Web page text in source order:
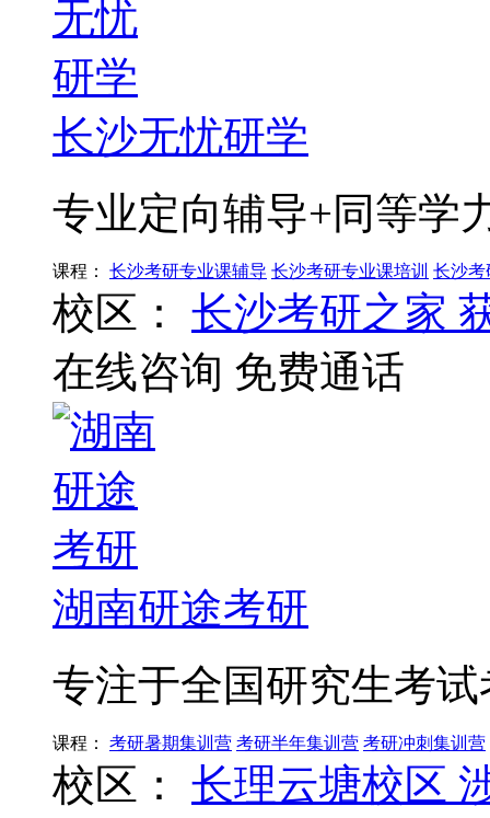
长沙无忧研学
专业定向辅导+同等学
课程： 长沙考研专业课辅导 长沙考研专业课培训 长沙考
校区： 长沙考研之家
在线咨询 免费通话
湖南研途考研
专注于全国研究生考
课程： 考研暑期集训营 考研半年集训营 考研冲刺集训营
校区： 长理云塘校区